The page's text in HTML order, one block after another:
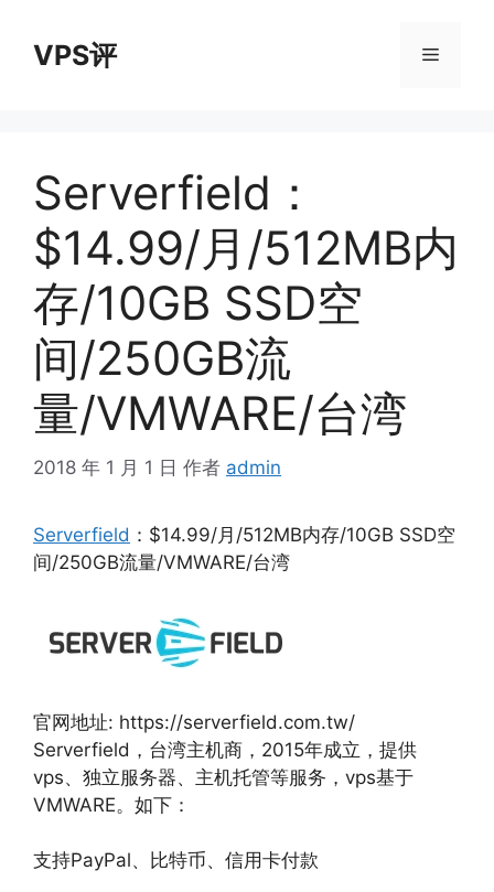
VPS评 菜
Serverfield：
$14.99/月/512MB内
存/10GB SSD空
间/250GB流
量/VMWARE/台湾
2018 年 1 月 1 日 作者 admin
Serverfield ：$14.99/月/512MB内存/10GB SSD空
间/250GB流量/VMWARE/台湾
官网地址: https://serverfield.com.tw/
Serverfield，台湾主机商，2015年成立，提供
vps、独立服务器、主机托管等服务，vps基于
VMWARE。如下：
支持PayPal、比特币、信用卡付款